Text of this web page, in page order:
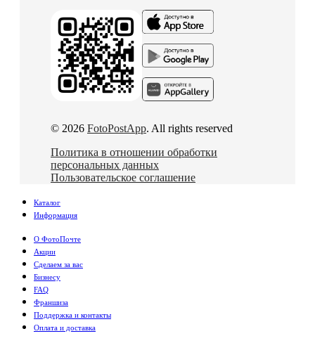
© 2026 FotoPostApp. All rights reserved
Политика в отношении обработки
персональных данных
Пользовательское соглашение
Каталог
Информация
О ФотоПочте
Акции
Сделаем за вас
Бизнесу
FAQ
Франшиза
Поддержка и контакты
Оплата и доставка